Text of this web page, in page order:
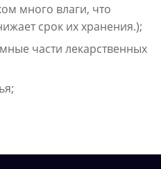
много влаги, что
срок их хранения.);
части лекарственных